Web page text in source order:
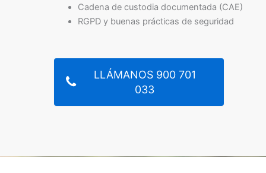
Cadena de custodia documentada (CAE)
RGPD y buenas prácticas de seguridad
LLÁMANOS 900 701
033